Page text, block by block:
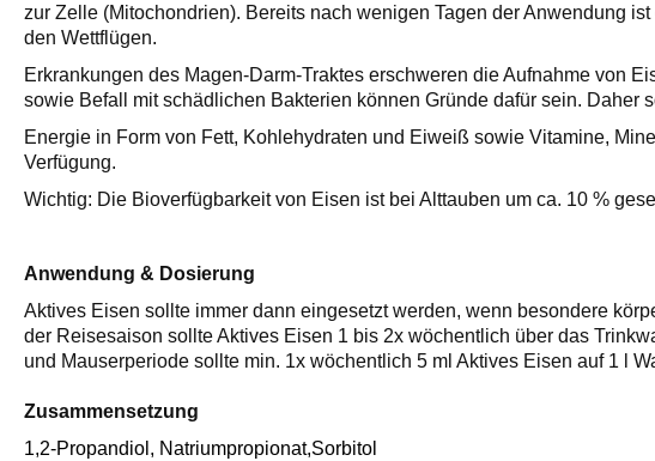
zur Zelle (Mitochondrien). Bereits nach wenigen Tagen der Anwendung
den Wettflügen.
Erkrankungen des Magen-Darm-Traktes erschweren die Aufnahme von
sowie Befall mit schädlichen Bakterien können Gründe dafür sein.
Energie in Form von Fett, Kohlehydraten und Eiweiß sowie Vitamine,
Verfügung.
Wichtig: Die Bioverfügbarkeit von Eisen ist bei Alttauben um ca. 10 %
Anwendung & Dosierung
Aktives Eisen sollte immer dann eingesetzt werden, wenn besondere
der Reisesaison sollte Aktives Eisen 1 bis 2x wöchentlich über das
und Mauserperiode sollte min. 1x wöchentlich 5 ml Aktives Eisen auf 1 l
Zusammensetzung
1,2-Propandiol, Natriumpropionat,Sorbitol